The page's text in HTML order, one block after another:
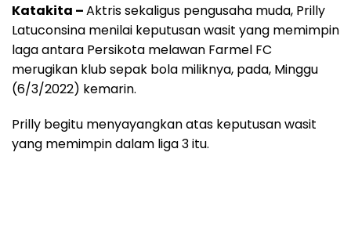
Katakita –Aktris sekaligus pengusaha muda, Prilly
Latuconsina menilai keputusan wasit yang memimpin
laga antara Persikota melawan Farmel FC
merugikan klub sepak bola miliknya, pada, Minggu
(6/3/2022) kemarin.
Prilly begitu menyayangkan atas keputusan wasit
yang memimpin dalam liga 3 itu.